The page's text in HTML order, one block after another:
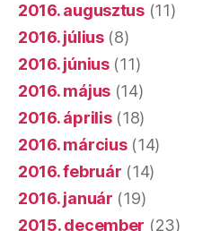
2016. augusztus(11)
2016. július(8)
2016. június(11)
2016. május (14)
2016. április(18)
2016. március(14)
2016. február (14)
2016. január (19)
2015. december (23)